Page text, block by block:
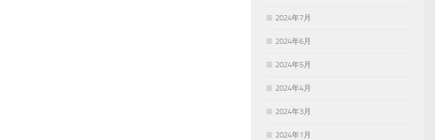
2024年7月
2024年6月
2024年5月
2024年4月
2024年3月
2024年1月